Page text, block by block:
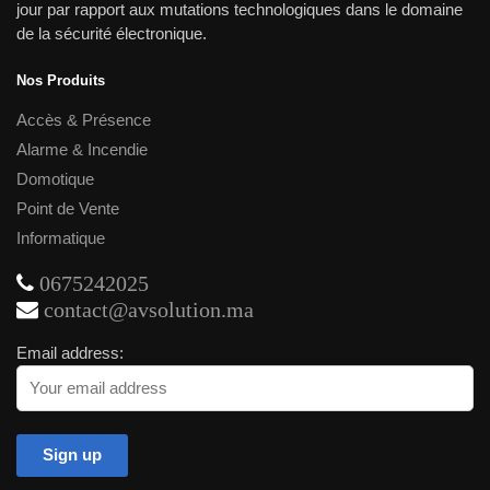
jour par rapport aux mutations technologiques dans le domaine
de la sécurité électronique.
Nos Produits
Accès & Présence
Alarme & Incendie
Domotique
Point de Vente
Informatique
0675242025
contact@avsolution.ma
Email address: